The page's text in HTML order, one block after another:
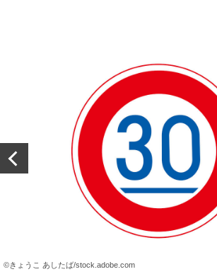
©きょうこ あしたば/stock.adobe.com